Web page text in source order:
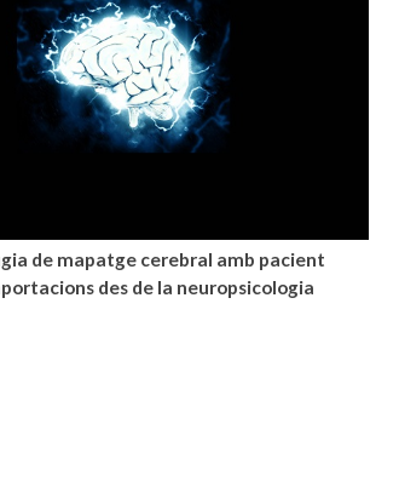
de mapatge cerebral amb pacient
des de la neuropsicologia